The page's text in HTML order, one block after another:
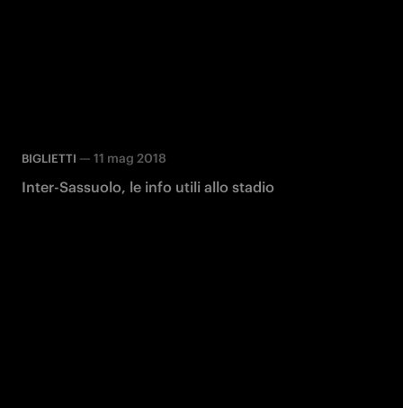
BIGLIETTI — 11 mag 2018
Inter-Sassuolo, le info utili allo stadio